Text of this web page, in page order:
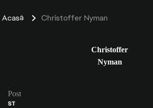
Acasă Christoffer Nyman
Christoffer
Nyman
Post
ST